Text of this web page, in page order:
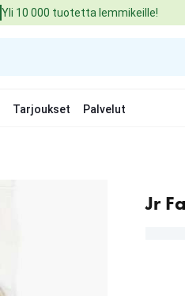
Yli 10 000 tuotetta lemmikeille!
Tarjoukset Palvelut
Jr